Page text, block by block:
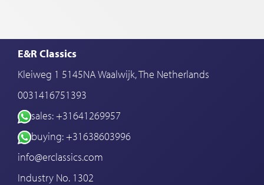
E&R Classics
Kleiweg 1 5145NA Waalwijk, The Netherlands
0031416751393
sales: +31641269957
buying: +31638603996
info@erclassics.com
Industry No. 1302